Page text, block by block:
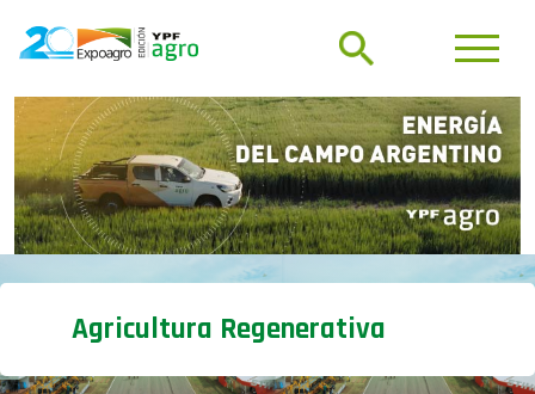
Agricultura Regenerativa